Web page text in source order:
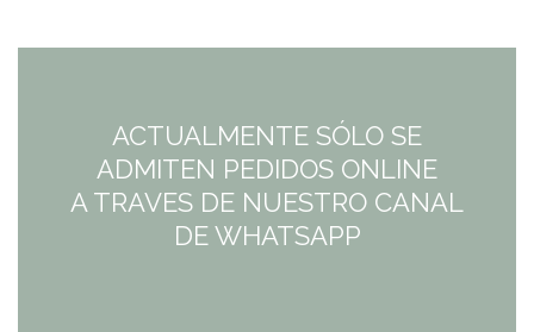
ACTUALMENTE SÓLO SE
ADMITEN PEDIDOS ONLINE
A TRAVES DE NUESTRO CANAL
DE WHATSAPP